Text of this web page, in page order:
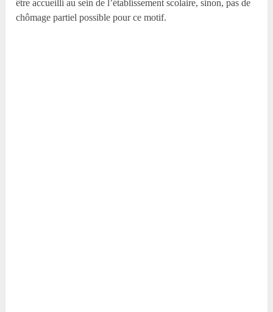
être accueilli au sein de l’établissement scolaire, sinon, pas de
chômage partiel possible pour ce motif.